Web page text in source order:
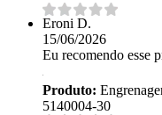
Eroni D.
15/06/2026
Eu recomendo esse
Produto:
5140004-30